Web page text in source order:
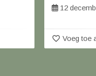
12
favorite_border Voeg toe